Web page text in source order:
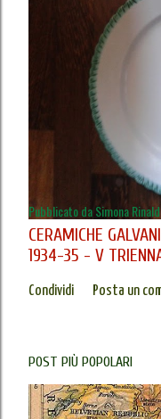
Pubblicato daSimona
CERAMICHE
1934-35 - V
Condividi Posta un
POST PIÙ POPOLARI